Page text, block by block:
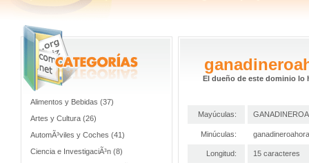
Alimentos y Bebidas (37)
Artes y Cultura (26)
AutomÃ³viles y Coches (41)
Ciencia e InvestigaciÃ³n (8)
El dueño de este dominio lo
Mayúculas:
Minúculas:
Longitud: 15 caracteres